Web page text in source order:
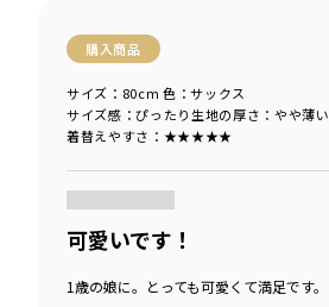
購入商品
サイズ感 ：ぴったり 生地の厚さ ：やや薄い
着替えやすさ ：★★★★★
サイズ：80cm 色：サックス
可愛いです！
1歳の娘に。とっても可愛くて満足です。